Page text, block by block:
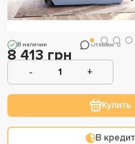
В наличии Отзывы: 0
8 413 грн
Купить
В кредит